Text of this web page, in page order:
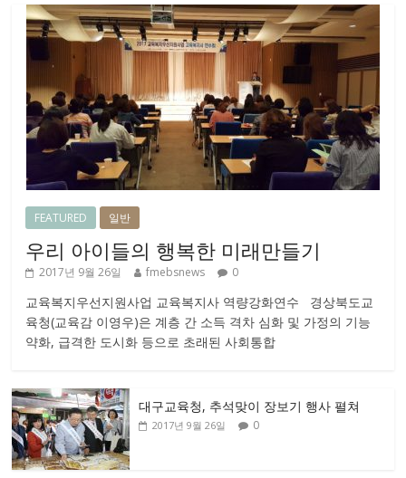
FEATURED 일반
우리 아이들의 행복한 미래만들기
2017년 9월 26일 fmebsnews 0
교육복지우선지원사업 교육복지사 역량강화연수 경상북도교
육청(교육감 이영우)은 계층 간 소득 격차 심화 및 가정의 기능
약화, 급격한 도시화 등으로 초래된 사회통합
대구교육청, 추석맞이 장보기 행사 펼쳐
2017년 9월 26일 0